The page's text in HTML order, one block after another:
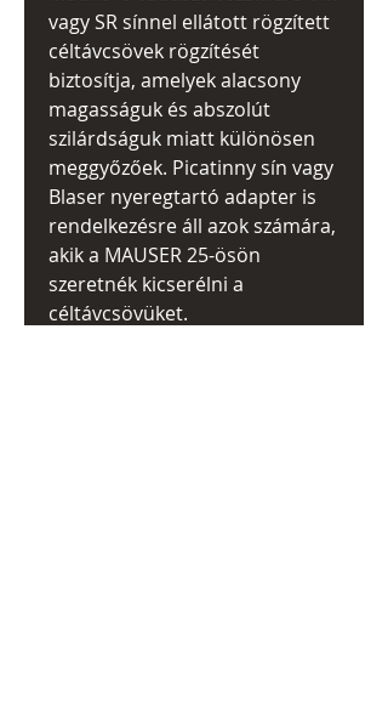
vagy SR sínnel ellátott rögzített
céltávcsövek rögzítését
biztosítja, amelyek alacsony
magasságuk és abszolút
szilárdságuk miatt különösen
meggyőzőek. Picatinny sín vagy
Blaser nyeregtartó adapter is
rendelkezésre áll azok számára,
akik a MAUSER 25-ösön
szeretnék kicserélni a
céltávcsövüket.